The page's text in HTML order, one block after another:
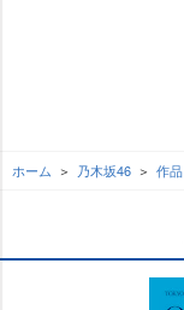
ホーム 乃木坂46 作品